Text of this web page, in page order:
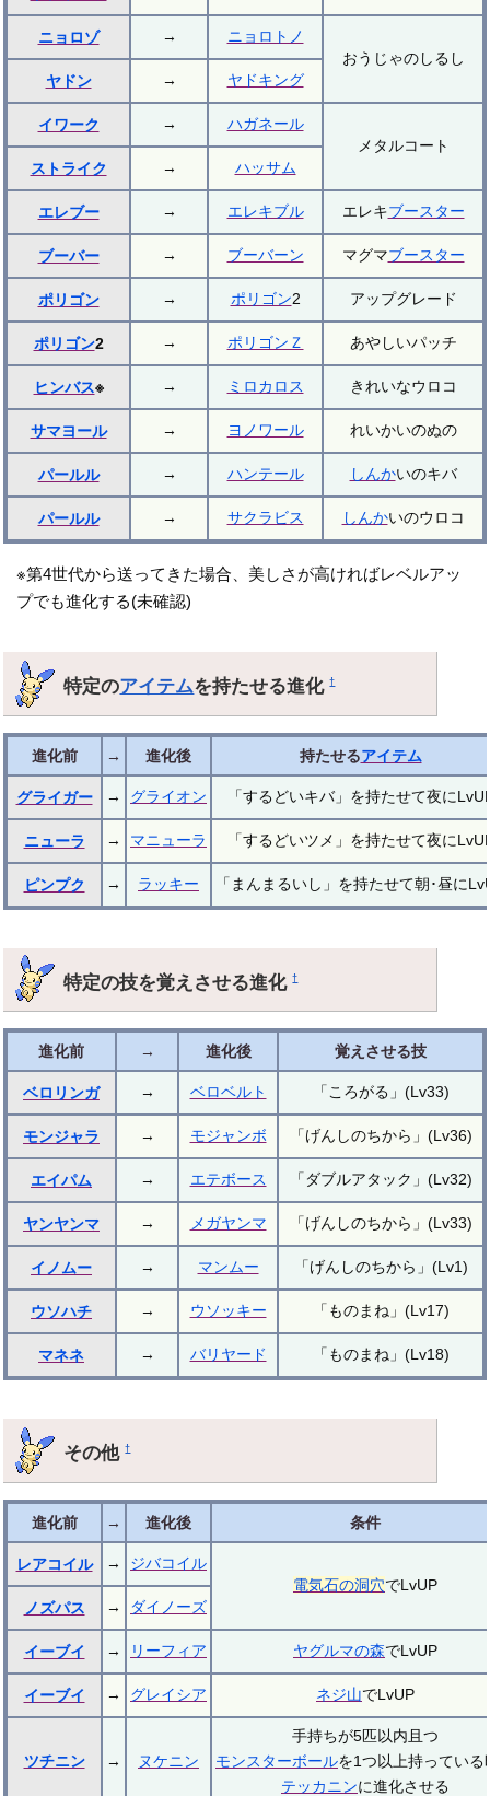
ニョロゾ →
ニョロトノ
おうじゃのしるし
ヤドン
→ ヤドキング
イワーク →
ハガネール
メタルコート
ストライク
→ ハッサム
エレブー → エレキブル エレキブースター
ブーバー → ブーバーン マグマブースター
ポリゴン → ポリゴン2 アップグレード
ポリゴン2 → ポリゴンＺ あやしいパッチ
ヒンバス※ → ミロカロス きれいなウロコ
サマヨール → ヨノワール れいかいのぬの
パールル → ハンテール しんかいのキバ
パールル → サクラビス しんかいのウロコ
※第4世代から送ってきた場合、美しさが高ければレベルアッ
プでも進化する(未確認)
特定のアイテムを持たせる進化†
進化前 → 進化後 持たせるアイテム
グライガー → グライオン 「するどいキバ」を持たせて夜に
ニューラ → マニューラ 「するどいツメ」を持たせて夜に
ピンプク → ラッキー 「まんまるいし」を持たせて朝･昼に
特定の技を覚えさせる進化†
進化前 → 進化後 覚えさせる技
ベロリンガ → ベロベルト 「ころがる」(Lv33)
モンジャラ → モジャンボ 「げんしのちから」(Lv36)
エイパム → エテボース 「ダブルアタック」(Lv32)
ヤンヤンマ → メガヤンマ 「げんしのちから」(Lv33)
イノムー → マンムー 「げんしのちから」(Lv1)
ウソハチ → ウソッキー 「ものまね」(Lv17)
マネネ → バリヤード 「ものまね」(Lv18)
その他†
進化前 → 進化後 条件
レアコイル →
ジバコイル
電気石の洞穴でLvUP
ノズパス
→ ダイノーズ
イーブイ → リーフィア ヤグルマの森でLvUP
イーブイ → グレイシア ネジ山でLvUP
ツチニン → ヌケニン
手持ちが5匹以内且つ
モンスターボールを1つ以上持っている
テッカニンに進化させる